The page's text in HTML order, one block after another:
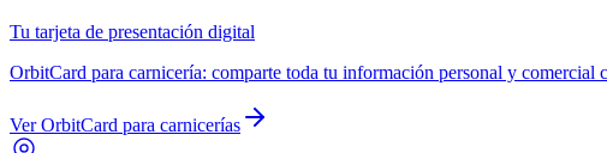
Tu tarjeta de presentación digital
OrbitCard para carnicería: comparte toda tu información personal y comercial
VerOrbitCard para carnicerías